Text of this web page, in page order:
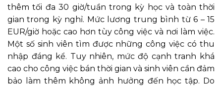
thêm tối đa 30 giờ/tuần trong kỳ học và toàn thời
gian trong kỳ nghỉ. Mức lương trung bình từ 6 – 15
EUR/giờ hoặc cao hơn tùy công việc và nơi làm việc.
Một số sinh viên tìm được những công việc có thu
nhập đáng kể. Tuy nhiên, mức độ cạnh tranh khá
cao cho công việc bán thời gian và sinh viên cần đảm
bảo làm thêm không ảnh hưởng đến học tập. Do